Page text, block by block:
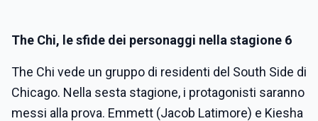
The Chi, le sfide dei personaggi nella stagione 6
The Chi vede un gruppo di residenti del South Side di
Chicago. Nella sesta stagione, i protagonisti saranno
messi alla prova. Emmett (Jacob Latimore) e Kiesha